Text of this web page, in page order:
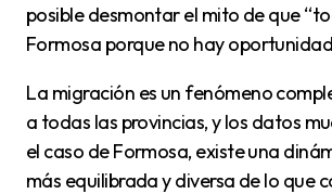
posible desmontar el mito de que
Formosa porque no hay
La migración es un fenómeno complejo que impacta
a todas las provincias, y los datos
el caso de Formosa, existe una
más equilibrada y diversa de lo que